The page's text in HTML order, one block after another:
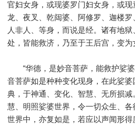
官妇女身，或现婆罗门妇女身，或
龙、夜叉、乾闼婆、阿修罗、迦楼罗
人非人、等身，而说是经。诸有地
处，皆能救济，乃至于王后宫，变为
“华德，是妙音菩萨，能救护娑婆
音菩萨如是种种变化现身，在此娑
典，于神通、变化、智慧、无所损
慧、明照娑婆世界，令一切众生、
世界中，亦复如是，若应以声闻形